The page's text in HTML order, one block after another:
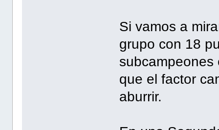
Si vamos a
grupo con 18
subcampeones
que el factor
aburrir.